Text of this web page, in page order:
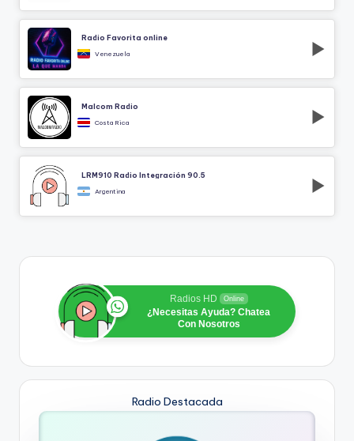
Radio Favorita online
Venezuela
Malcom Radio
Costa Rica
LRM910 Radio Integración 90.5
Argentina
Radios HD Online
¿Necesitas Ayuda? Chatea
Con Nosotros
Radio Destacada